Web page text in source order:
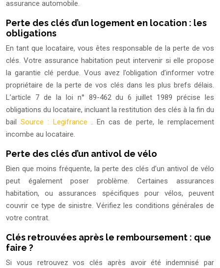
assurance automobile.
Perte des clés d’un logement en location : les
obligations
En tant que locataire, vous êtes responsable de la perte de vos
clés. Votre assurance habitation peut intervenir si elle propose
la garantie clé perdue. Vous avez l’obligation d’informer votre
propriétaire de la perte de vos clés dans les plus brefs délais.
L’article 7 de la loi n° 89-462 du 6 juillet 1989 précise les
obligations du locataire, incluant la restitution des clés à la fin du
bail Source : Legifrance . En cas de perte, le remplacement
incombe au locataire.
Perte des clés d’un antivol de vélo
Bien que moins fréquente, la perte des clés d’un antivol de vélo
peut également poser problème. Certaines assurances
habitation, ou assurances spécifiques pour vélos, peuvent
couvrir ce type de sinistre. Vérifiez les conditions générales de
votre contrat.
Clés retrouvées après le remboursement : que
faire ?
Si vous retrouvez vos clés après avoir été indemnisé par